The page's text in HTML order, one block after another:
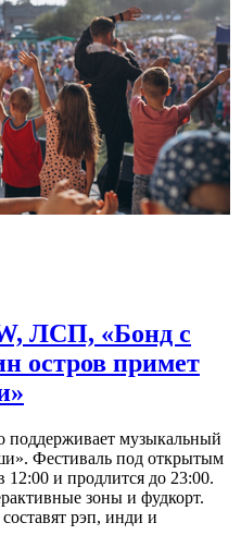
ЛСП, «Бонд с
остров примет
поддерживает музыкальный
Фестиваль под открытым
12:00 и продлится до 23:00.
зоны и фудкорт.
рэп, инди и